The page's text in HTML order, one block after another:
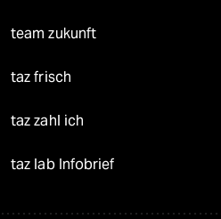
team zukunft
taz frisch
taz zahl ich
taz lab Infobrief